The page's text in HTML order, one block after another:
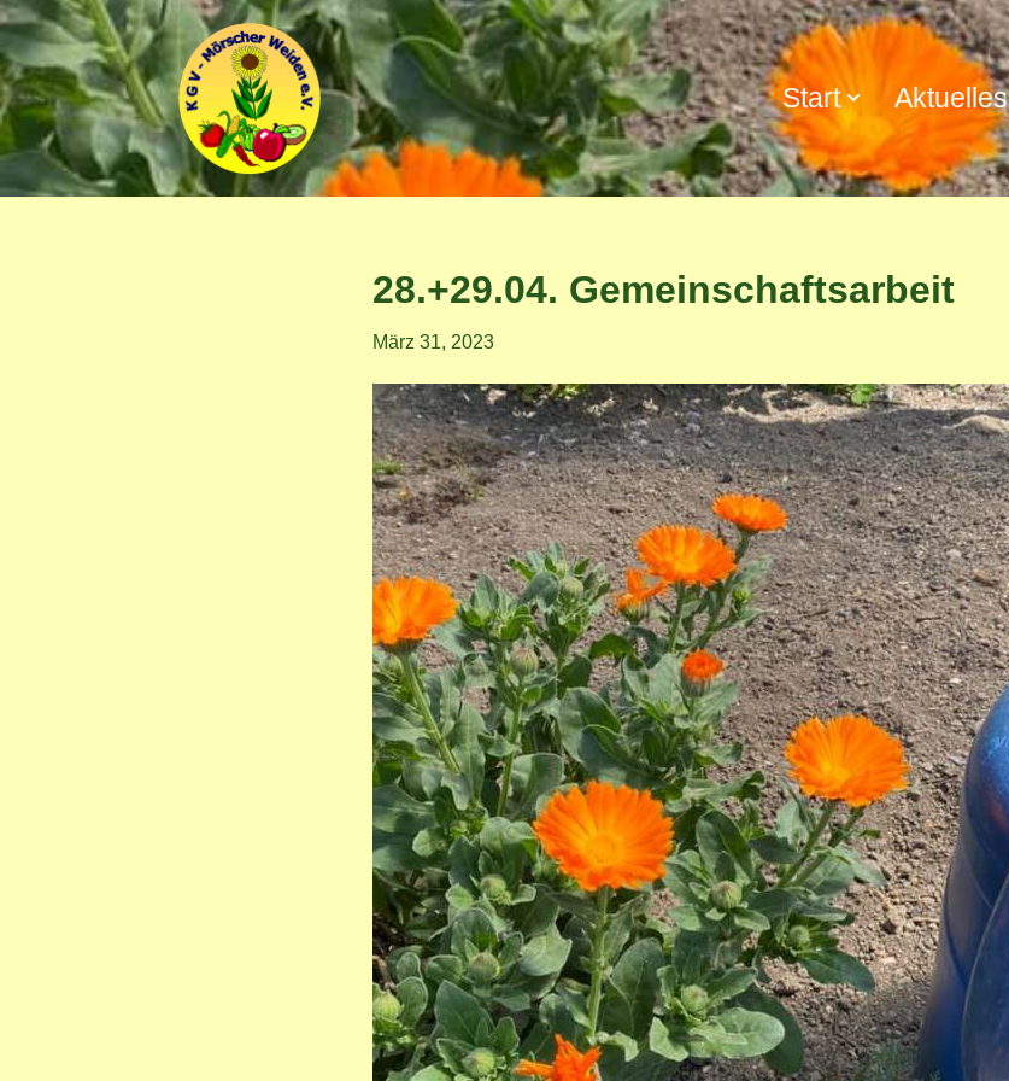
Zum
Inhalt
springen
Start Aktuelles
28.+29.04. Gemeinschaftsarbeit
März 31, 2023